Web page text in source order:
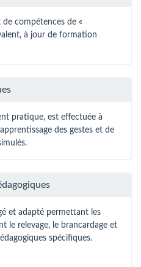
compétences de «
à jour de formation
pratique, est effectuée à
des gestes et de
et adapté permettant les
le relevage, le brancardage et
spécifiques.